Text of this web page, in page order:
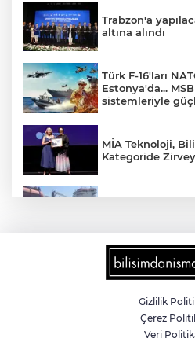
Trabzon'a
altına alındı
Türk F-16'ları
Estonya'da...
sistemleriyle
MİA Teknoloji,
Kategoride
6 milyon
aylığı fark
Teröristler teslim
Gizlilik
Çerez
Veri